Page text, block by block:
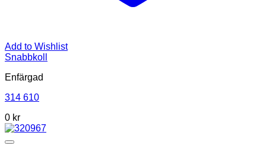
Add to Wishlist
Snabbkoll
Enfärgad
314 610
0 kr